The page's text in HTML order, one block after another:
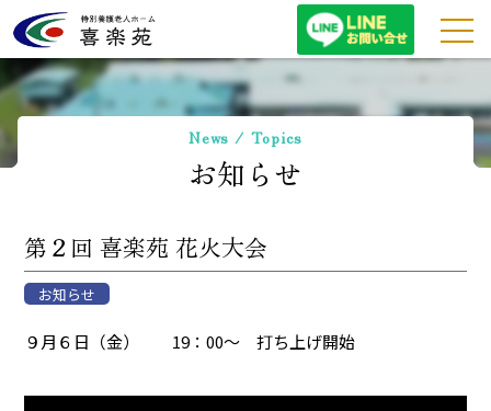
特別養護老人ホーム喜
News / Topics
お知らせ
第２回 喜楽苑 花火大会
お知らせ
９月６日（金） 19：00～ 打ち上げ開始